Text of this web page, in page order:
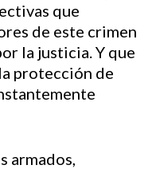
que
de este crimen
la justicia. Y que
protección de
armados,